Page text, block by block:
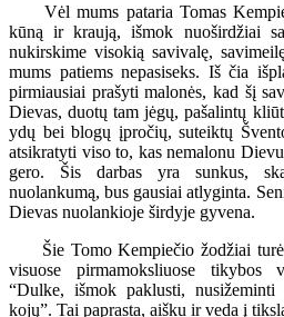
Vėl mums pataria Tomas
kūną ir kraują, išmok nuoširdžiai
nukirskime visokią savivalę,
mums patiems nepasiseks. Iš čia
pirmiausiai prašyti malonės, kad šį
Dievas, duotų tam jėgų, pašalintų
ydų bei blogų įpročių, suteiktų
atsikratyti viso to, kas nemalonu
gero. Šis darbas yra sunkus,
nuolankumą, bus gausiai atlyginta.
Dievas nuolankioje širdyje gyvena.
Šie Tomo Kempiečio žodžiai
visuose pirmamoksliuose tikybos
“Dulke, išmok paklusti,
kojų”. Tai paprasta, aišku ir veda į